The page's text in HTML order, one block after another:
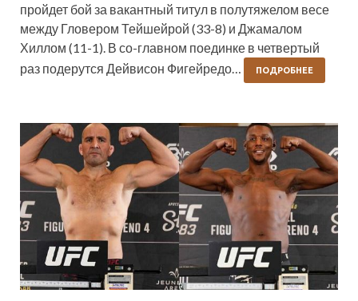
пройдет бой за вакантный титул в полутяжелом весе
между Гловером Тейшейрой (33-8) и Джамалом
Хиллом (11-1). В со-главном поединке в четвертый
раз подерутся Дейвисон Фигейредо…
ПОДРОБНЕЕ